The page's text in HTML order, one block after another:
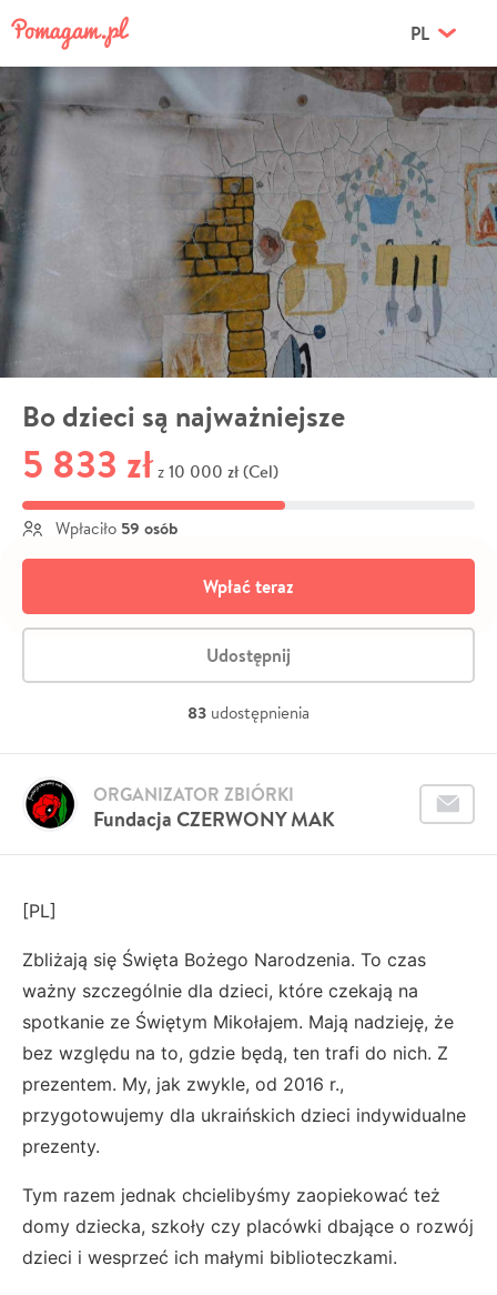
PL
Bo dzieci są najważniejsze
5 833 zł z 10 000 zł (Cel)
Wpłaciło 59 osób
Wpłać teraz
Udostępnij
83 udostępnienia
Fundacja CZERWONY MAK
ORGANIZATOR ZBIÓRKI
[PL]
Zbliżają się Święta Bożego Narodzenia. To czas
ważny szczególnie dla dzieci, które czekają na
spotkanie ze Świętym Mikołajem. Mają nadzieję, że
bez względu na to, gdzie będą, ten trafi do nich. Z
prezentem. My, jak zwykle, od 2016 r.,
przygotowujemy dla ukraińskich dzieci indywidualne
prezenty.
Tym razem jednak chcielibyśmy zaopiekować też
domy dziecka, szkoły czy placówki dbające o rozwój
dzieci i wesprzeć ich małymi biblioteczkami.